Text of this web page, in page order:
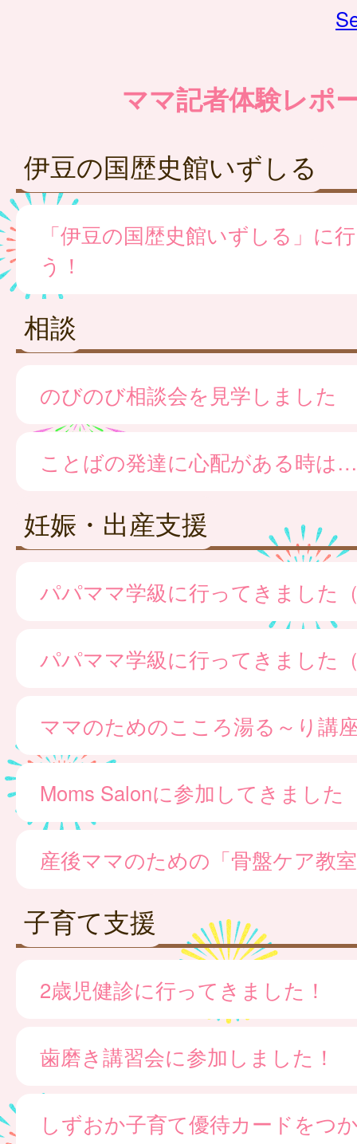
ママ記者体験レポ
伊豆の国歴史館いずしる
「伊豆の国歴史館いずしる」に
う！
相談
のびのび相談会を見学しました
ことばの発達に心配がある時
妊娠・出産支援
パパママ学級に行ってきました
パパママ学級に行ってきました
ママのためのこころ湯る～り講
Moms Salonに参加してきました
産後ママのための「骨盤ケア教
子育て支援
2歳児健診に行ってきました！
歯磨き講習会に参加しました！
しずおか子育て優待カードをつ